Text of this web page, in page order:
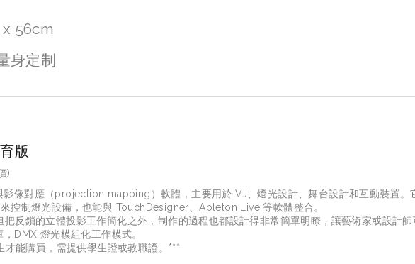
56cm
身定制
版
)
像對應（projection mapping）軟體，主要用於 VJ、燈光設計、舞台設計和互動裝置。
控制燈光設備，也能與 TouchDesigner、Ableton Live 等軟體整合。
反鎖的立體投影工作簡化之外，制作的過程也都設計得非常簡單明瞭，讓藝術家或設計
DMX 燈光模組化工作模式。
能購買，需提供學生證或教職證。***